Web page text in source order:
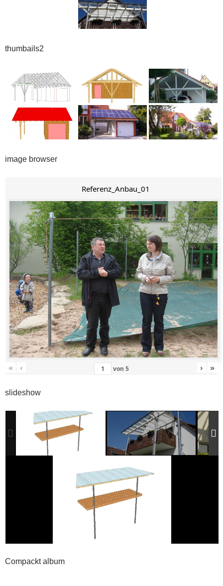
thumbails2
image browser
Referenz_Anbau_01
« ‹ von 5 › »
slideshow
Compackt album